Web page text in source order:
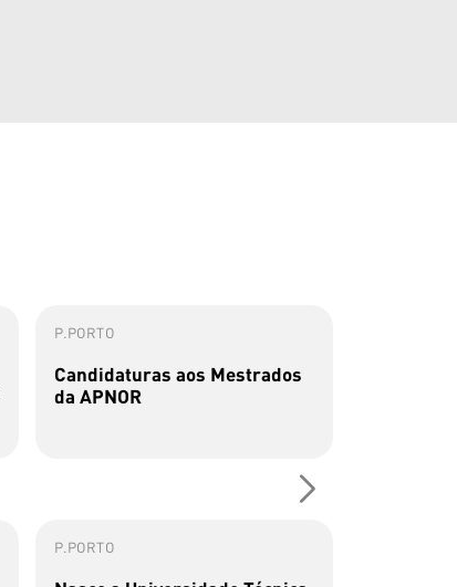
P.PORTO
Candidaturas aos Mestrados
da APNOR
P.PORTO